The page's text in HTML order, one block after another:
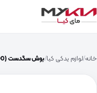
خانه لوازم یدکی کیا بوش سگدست (552272D000)